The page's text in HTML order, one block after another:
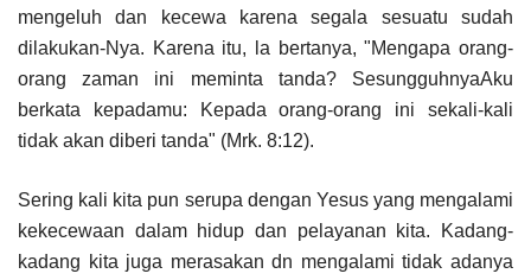
mengeluh dan kecewa karena segala sesuatu sudah
dilakukan-Nya. Karena itu, la bertanya, "Mengapa orang-
orang zaman ini meminta tanda? SesungguhnyaAku
berkata kepadamu: Kepada orang-orang ini sekali-kali
tidak akan diberi tanda" (Mrk. 8:12).
Sering kali kita pun serupa dengan Yesus yang mengalami
kekecewaan dalam hidup dan pelayanan kita. Kadang-
kadang kita juga merasakan dn mengalami tidak adanya